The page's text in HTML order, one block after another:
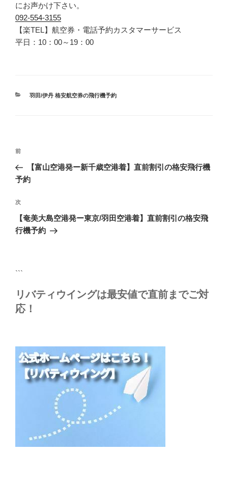
にお声かけ下さい。
092-554-3155
【楽TEL】航空券・電話予約カスタマーサービス
平日：10：00～19：00
カ
羽田/伊丹 格安航空券の飛行機予約
投
ナ
ゲ
ー
シ
前
の
投
前
【富山空港発ー新千歳空港着】直前割引の格安飛行機
予約
次
の
投
次
【奄美大島空港発ー東京/羽田空港着】直前割引の格安飛
行機予約
```
リバティウイングは最安値で直前までご対
応！